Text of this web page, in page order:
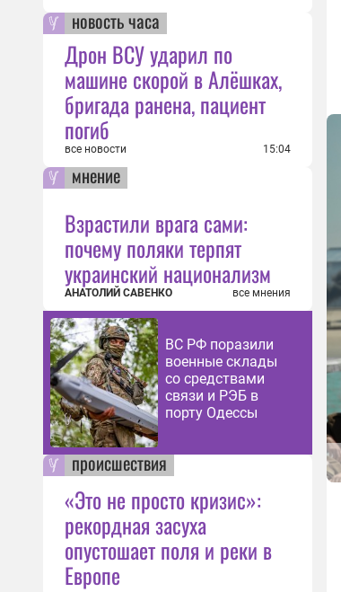
новость часа
Дрон ВСУ ударил по
машине скорой в Алёшках,
бригада ранена, пациент
погиб
все новости 15:04
мнение
Взрастили врага сами:
почему поляки терпят
украинский национализм
АНАТОЛИЙ САВЕНКО все мнения
ВС РФ поразили
военные склады
со средствами
связи и РЭБ в
порту Одессы
происшествия
«Это не просто кризис»:
рекордная засуха
опустошает поля и реки в
Европе